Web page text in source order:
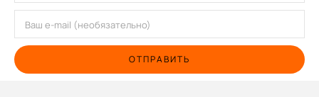
ОТПРАВИТЬ